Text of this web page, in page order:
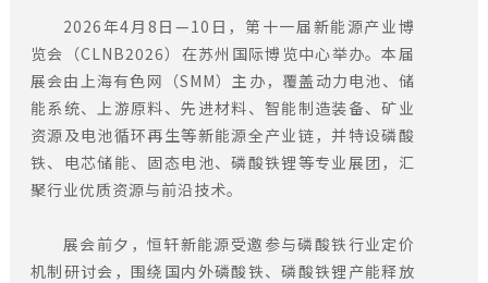
2026年4月8日—10日，第十一届新能源产业博
览会（CLNB2026）在苏州国际博览中心举办。本届
展会由上海有色网（SMM）主办，覆盖动力电池、储
能系统、上游原料、先进材料、智能制造装备、矿业
资源及电池循环再生等新能源全产业链，并特设磷酸
铁、电芯储能、固态电池、磷酸铁锂等专业展团，汇
聚行业优质资源与前沿技术。
展会前夕，恒轩新能源受邀参与磷酸铁行业定价
机制研讨会，围绕国内外磷酸铁、磷酸铁锂产能释放